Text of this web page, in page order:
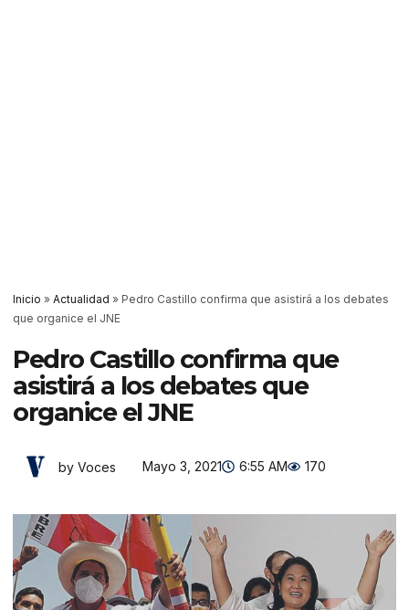
Inicio » Actualidad » Pedro Castillo confirma que asistirá a los debates
que organice el JNE
Pedro Castillo confirma que
asistirá a los debates que
organice el JNE
by Voces Mayo 3, 2021 6:55 AM 170